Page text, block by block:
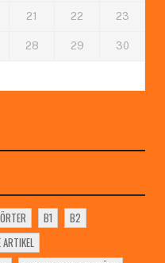
21 22 23
28 29 30
B1
B2